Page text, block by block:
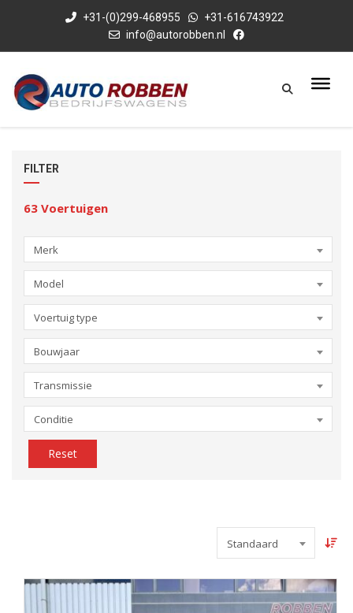
+31-(0)299-468955
+31-616743922
info@autorobben.nl
FILTER
63 Voertuigen
Merk
Model
Voertuig type
Bouwjaar
Transmissie
Conditie
Reset
Standaard